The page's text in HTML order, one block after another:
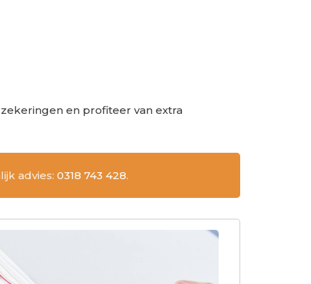
en profiteer van extra
advies: 0318 743 428.